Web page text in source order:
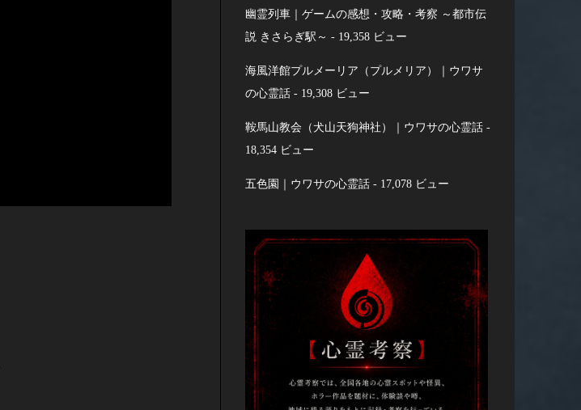
幽霊列車｜ゲームの感想・攻略・考察 ～都市伝
説 きさらぎ駅～ - 19,358 ビュー
海風洋館プルメーリア（プルメリア）｜ウワサ
の心霊話 - 19,308 ビュー
鞍馬山教会（犬山天狗神社）｜ウワサの心霊話 -
18,354 ビュー
五色園｜ウワサの心霊話 - 17,078 ビュー